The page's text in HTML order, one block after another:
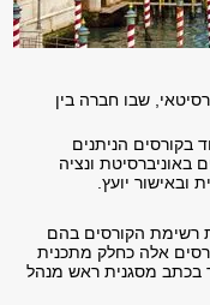
שבו חברה בין
בקורסים הניתנים
ונציה
יועץ.
רשימת הקורסים בהם
אלה כחלק מתכנית
בכתב מסגנית ראש מנהל